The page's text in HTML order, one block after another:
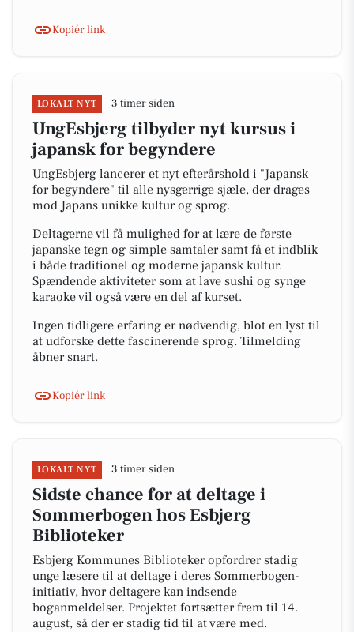
Kopiér link
LOKALT NYT 3 timer siden
UngEsbjerg tilbyder nyt kursus i
japansk for begyndere
UngEsbjerg lancerer et nyt efterårshold i "Japansk
for begyndere" til alle nysgerrige sjæle, der drages
mod Japans unikke kultur og sprog.
Deltagerne vil få mulighed for at lære de første
japanske tegn og simple samtaler samt få et indblik
i både traditionel og moderne japansk kultur.
Spændende aktiviteter som at lave sushi og synge
karaoke vil også være en del af kurset.
Ingen tidligere erfaring er nødvendig, blot en lyst til
at udforske dette fascinerende sprog. Tilmelding
åbner snart.
Kopiér link
LOKALT NYT 3 timer siden
Sidste chance for at deltage i
Sommerbogen hos Esbjerg
Biblioteker
Esbjerg Kommunes Biblioteker opfordrer stadig
unge læsere til at deltage i deres Sommerbogen-
initiativ, hvor deltagere kan indsende
boganmeldelser. Projektet fortsætter frem til 14.
august, så der er stadig tid til at være med.